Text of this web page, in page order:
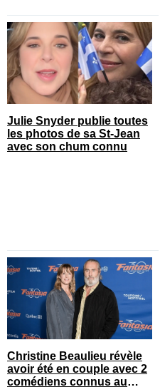
Julie Snyder publie toutes
les photos de sa St-Jean
avec son chum connu
Christine Beaulieu révèle
avoir été en couple avec 2
comédiens connus au